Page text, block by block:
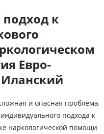
к
Евро-
и опасная проблема,
подхода к
наркологической помощи